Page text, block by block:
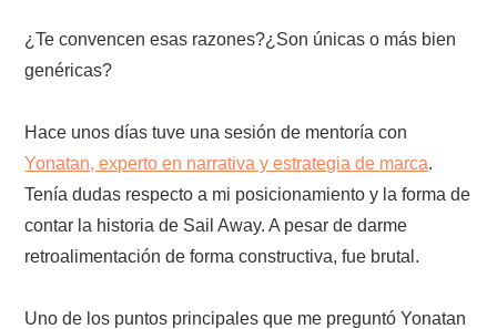
¿Te convencen esas razones?¿Son únicas o más bien
genéricas?
Hace unos días tuve una sesión de mentoría con
Yonatan, experto en narrativa y estrategia de marca.
Tenía dudas respecto a mi posicionamiento y la forma de
contar la historia de Sail Away. A pesar de darme
retroalimentación de forma constructiva, fue brutal.
Uno de los puntos principales que me preguntó Yonatan